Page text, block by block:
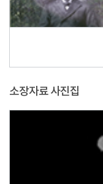
소장자료 사진집